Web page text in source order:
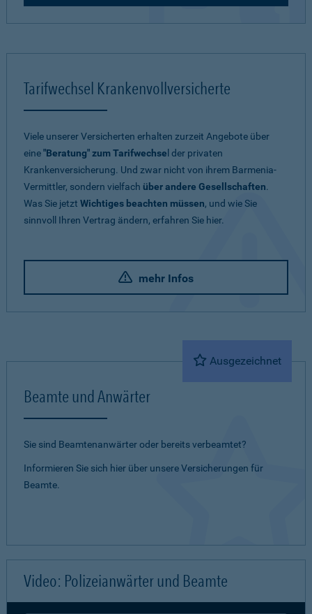
Tarifwechsel Krankenvollversicherte
Viele unserer Versicherten erhalten zurzeit Angebote über
eine"Beratung" zum Tarifwechse l der privaten
Krankenversicherung. Und zwar nicht von ihrem Barmenia-
Vermittler, sondern vielfach über andere Gesellschaften.
Was Sie jetzt Wichtiges beachten müssen, und wie Sie
sinnvoll Ihren Vertrag ändern, erfahren Sie hier.
mehr Infos
Ausgezeichnet
Beamte und Anwärter
Sie sind Beamtenanwärter oder bereits verbeamtet?
Informieren Sie sich hier über unsere Versicherungen für
Beamte.
Video: Polizeianwärter und Beamte